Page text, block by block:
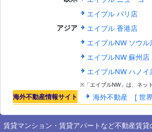
エイブル パリ店
アジア
エイブル 香港店
エイブルNW ソウル
エイブルNW 蘇州店
エイブルNW ハノイ
※「エイブルNW」は、ネッ
海外不動産情報サイト 海外不動産 [ 世界
賃貸マンション・賃貸アパートなど不動産賃貸